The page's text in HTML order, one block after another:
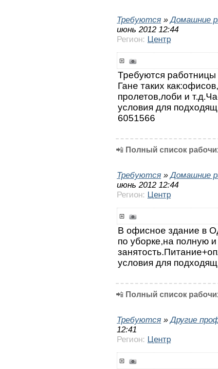
Требуются »Домашние
июнь 2012 12:44
Регион: Центр
Требуются
Гане таких
пролетов,лоби и
условия для
6051566
📲 Полный список
Требуются »Домашние
июнь 2012 12:44
Регион: Центр
В офисное здание в
по уборке,на полную
условия для
📲 Полный список
Требуются »Другие
12:41
Регион: Центр